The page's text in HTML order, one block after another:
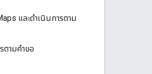
และดําเนินการตาม
ตามคำขอ